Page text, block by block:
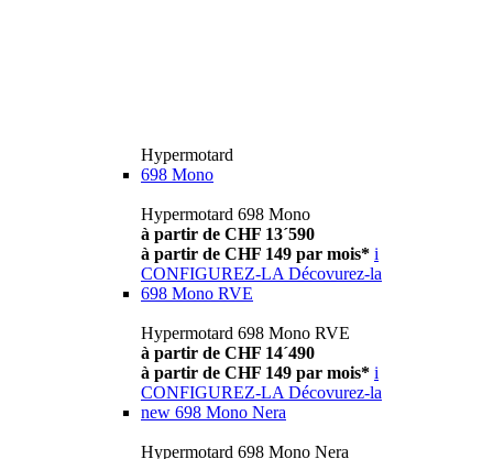
Hypermotard
698 Mono
Hypermotard 698 Mono
à partir de CHF 13´590
à partir de CHF 149 par mois* i
CONFIGUREZ-LA Décovurez-la
698 Mono RVE
Hypermotard 698 Mono RVE
à partir de CHF 14´490
à partir de CHF 149 par mois* i
CONFIGUREZ-LA Décovurez-la
new 698 Mono Nera
Hypermotard 698 Mono Nera